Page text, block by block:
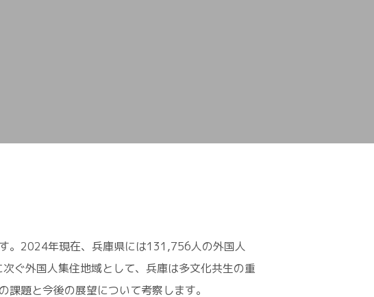
。2024年現在、兵庫県には131,756人の外国人
ぐ外国人集住地域として、兵庫は多文化共生の重
題と今後の展望について考察します。